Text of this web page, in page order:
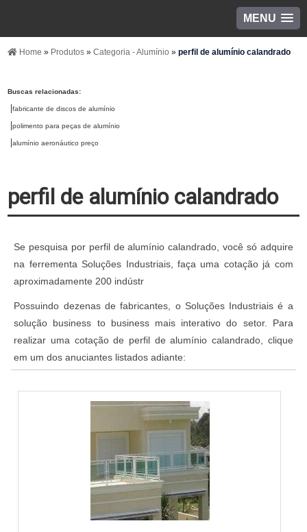
MENU
Home » Produtos»Categoria - Alumínio»perfil de alumínio calandrado
Buscas relacionadas:
fabricante de discos de alumínio
polimento para peças de alumínio
alumínio aeronáutico preço
perfil de alumínio calandrado
Se pesquisa por perfil de alumínio calandrado, você só adquire
na ferrementa Soluções Industriais, faça uma cotação já com
aproximadamente 200 indústr
Possuindo dezenas de fabricantes, o Soluções Industriais é a
solução business to business mais interativo do setor. Para
realizar uma cotação de perfil de alumínio calandrado, clique
em um dos anuciantes listados adiante: